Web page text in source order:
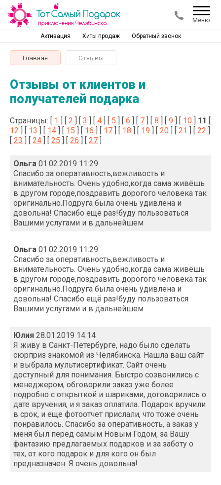
Меню
Активация Хиты продаж Обратный звонок
Главная Отзывы
Отзывы от клиентов и
получателей подарка
Страницы: [ 1 ] [ 2 ] [ 3 ] [ 4 ] [ 5 ] [ 6 ] [ 7 ] [ 8 ] [ 9 ] [ 10 ] 11 [
12 ] [ 13 ] [ 14 ] [ 15 ] [ 16 ] [ 17 ] [ 18 ] [ 19 ] [ 20 ] [ 21 ] [ 22 ]
[ 23 ] [ 24 ] [ 25 ] [ 26 ] [ 27 ]
Ольга 01.02.2019 11:29
Спасибо за оперативность,вежливость и
внимательность. Очень удобно,когда сама живёшь
в другом городе,поздравить дорогого человека так
оригинально.Подруга была очень удивлена и
довольна! Спасибо ещё раз!буду пользоваться
Вашими услугами и в дальнейшем
Ольга 01.02.2019 11:29
Спасибо за оперативность,вежливость и
внимательность. Очень удобно,когда сама живёшь
в другом городе,поздравить дорогого человека так
оригинально.Подруга была очень удивлена и
довольна! Спасибо ещё раз!буду пользоваться
Вашими услугами и в дальнейшем
Юлия 28.01.2019 14:14
Я живу в Санкт-Петербурге, надо было сделать
сюрприз знакомой из Челябинска. Нашла ваш сайт
и выбрала мультисертификат. Сайт очень
доступный для понимания. Быстро созвонились с
менеджером, обговорили заказ уже более
подробно с открыткой и шариками, договорились о
дате вручения, и я заказ оплатила. Подарок вручили
в срок, и еще фотоотчет прислали, что тоже очень
понравилось. Спасибо за оперативность, а заказ у
меня был перед самым Новым Годом, за Вашу
фантазию предлагаемых подарков и за заботу о
тех, от кого подарок и для кого он был
предназначен. Я очень довольна!